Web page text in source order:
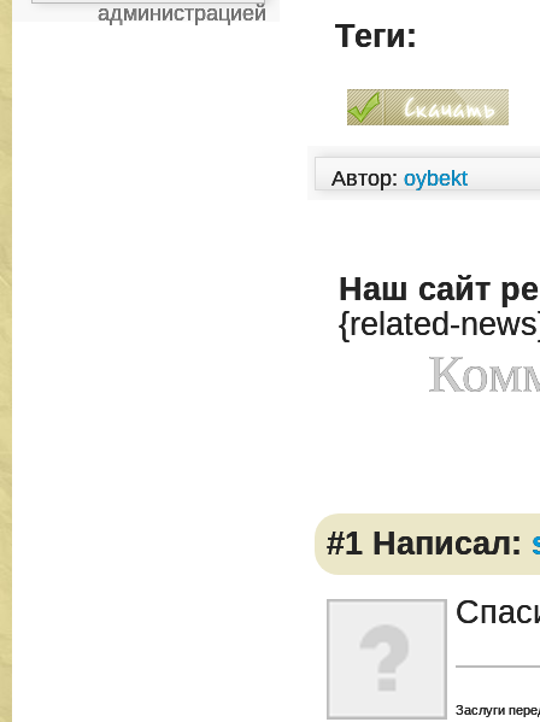
администрацией
Теги:
Автор: oybekt
Наш сайт
{related-
#1 Написал:
Заслуги